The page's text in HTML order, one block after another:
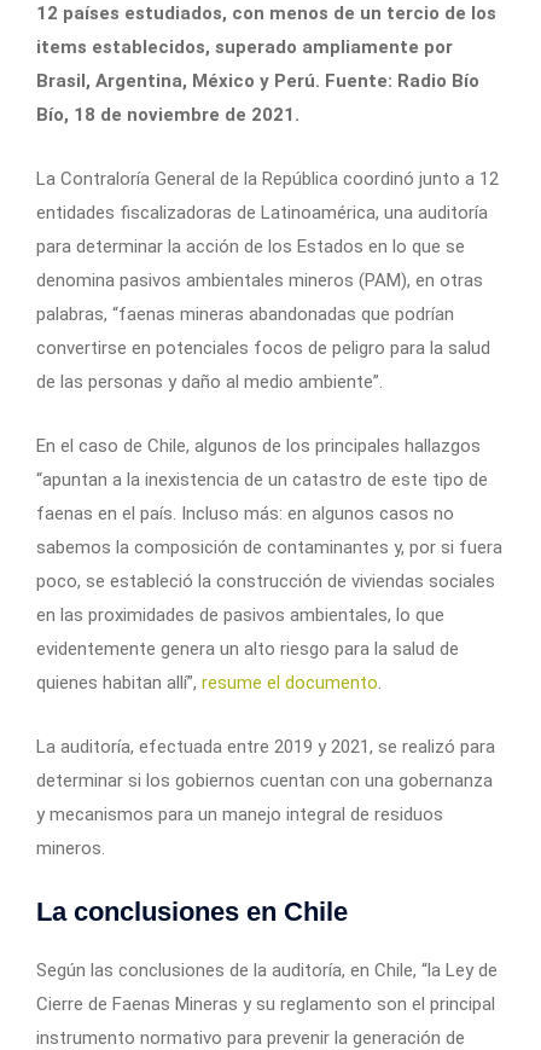
12 países estudiados, con menos de un tercio de los
items establecidos, superado ampliamente por
Brasil, Argentina, México y Perú. Fuente: Radio Bío
Bío, 18 de noviembre de 2021.
La Contraloría General de la República coordinó junto a 12
entidades fiscalizadoras de Latinoamérica, una auditoría
para determinar la acción de los Estados en lo que se
denomina pasivos ambientales mineros (PAM), en otras
palabras, “faenas mineras abandonadas que podrían
convertirse en potenciales focos de peligro para la salud
de las personas y daño al medio ambiente”.
En el caso de Chile, algunos de los principales hallazgos
“apuntan a la inexistencia de un catastro de este tipo de
faenas en el país. Incluso más: en algunos casos no
sabemos la composición de contaminantes y, por si fuera
poco, se estableció la construcción de viviendas sociales
en las proximidades de pasivos ambientales, lo que
evidentemente genera un alto riesgo para la salud de
quienes habitan allí”, resume el documento.
La auditoría, efectuada entre 2019 y 2021, se realizó para
determinar si los gobiernos cuentan con una gobernanza
y mecanismos para un manejo integral de residuos
mineros.
La conclusiones en Chile
Según las conclusiones de la auditoría, en Chile, “la Ley de
Cierre de Faenas Mineras y su reglamento son el principal
instrumento normativo para prevenir la generación de